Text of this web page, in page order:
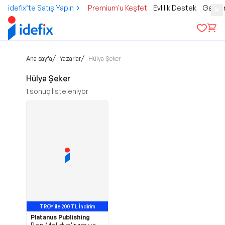
idefix’te Satış Yapın Premium'u Keşfet Evlilik Destek
Ana sayfa/ Yazarlar/ Hülya Şeker
Hülya Şeker
1 sonuç listeleniyor
TROY ile 200 TL İndirim
Platanus Publishing